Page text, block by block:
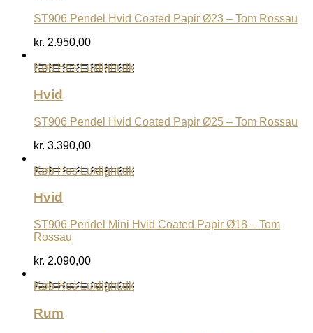
ST906 Pendel Hvid Coated Papir Ø23 – Tom Rossau
kr. 2.950,00
Køb Hos Luxlight.dk
Hvid
ST906 Pendel Hvid Coated Papir Ø25 – Tom Rossau
kr. 3.390,00
Køb Hos Luxlight.dk
Hvid
ST906 Pendel Mini Hvid Coated Papir Ø18 – Tom
Rossau
kr. 2.090,00
Køb Hos Luxlight.dk
Rum